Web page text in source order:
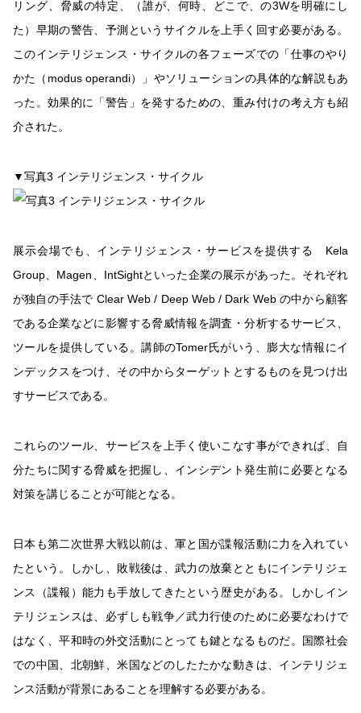
リング、脅威の特定、（誰が、何時、どこで、の3Wを明確にし
た）早期の警告、予測というサイクルを上手く回す必要がある。
このインテリジェンス・サイクルの各フェーズでの「仕事のやり
かた（modus operandi）」やソリューションの具体的な解説もあ
った。効果的に「警告」を発するための、重み付けの考え方も紹
介された。
▼写真3 インテリジェンス・サイクル
展示会場でも、インテリジェンス・サービスを提供する Kela
Group、Magen、IntSightといった企業の展示があった。それぞれ
が独自の手法で Clear Web / Deep Web / Dark Web の中から顧客
である企業などに影響する脅威情報を調査・分析するサービス、
ツールを提供している。講師のTomer氏がいう、膨大な情報にイ
ンデックスをつけ、その中からターゲットとするものを見つけ出
すサービスである。
これらのツール、サービスを上手く使いこなす事ができれば、自
分たちに関する脅威を把握し、インシデント発生前に必要となる
対策を講じることが可能となる。
日本も第二次世界大戦以前は、軍と国が諜報活動に力を入れてい
たという。しかし、敗戦後は、武力の放棄とともにインテリジェ
ンス（諜報）能力も手放してきたという歴史がある。しかしイン
テリジェンスは、必ずしも戦争／武力行使のために必要なわけで
はなく、平和時の外交活動にとっても鍵となるものだ。国際社会
での中国、北朝鮮、米国などのしたたかな動きは、インテリジェ
ンス活動が背景にあることを理解する必要がある。